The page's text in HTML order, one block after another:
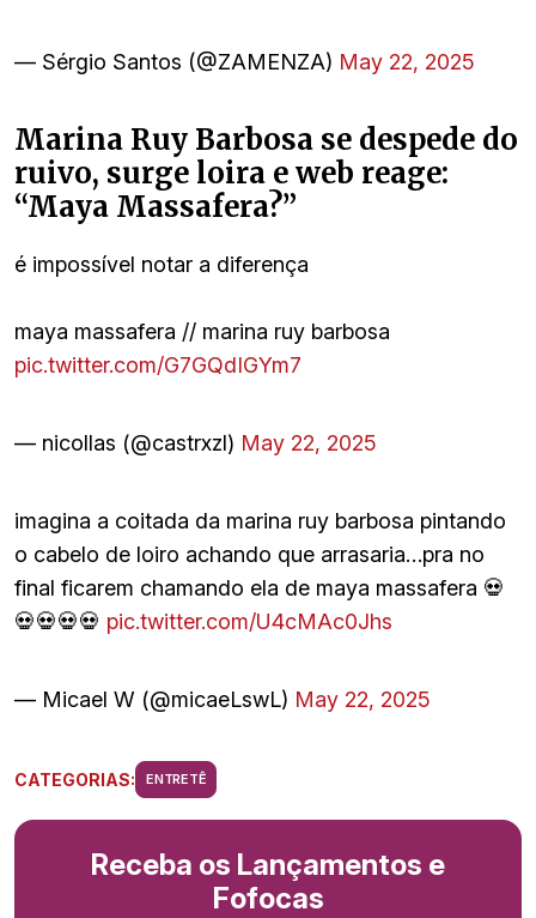
— Sérgio Santos (@ZAMENZA) May 22, 2025
Marina Ruy Barbosa se despede do
ruivo, surge loira e web reage:
“Maya Massafera?”
é impossível notar a diferença
maya massafera // marina ruy barbosa
pic.twitter.com/G7GQdIGYm7
— nicollas (@castrxzl) May 22, 2025
imagina a coitada da marina ruy barbosa pintando
o cabelo de loiro achando que arrasaria…pra no
final ficarem chamando ela de maya massafera 💀
💀💀💀💀 pic.twitter.com/U4cMAc0Jhs
— Micael W (@micaeLswL) May 22, 2025
CATEGORIAS: ENTRETÊ
Receba os Lançamentos e
Fofocas